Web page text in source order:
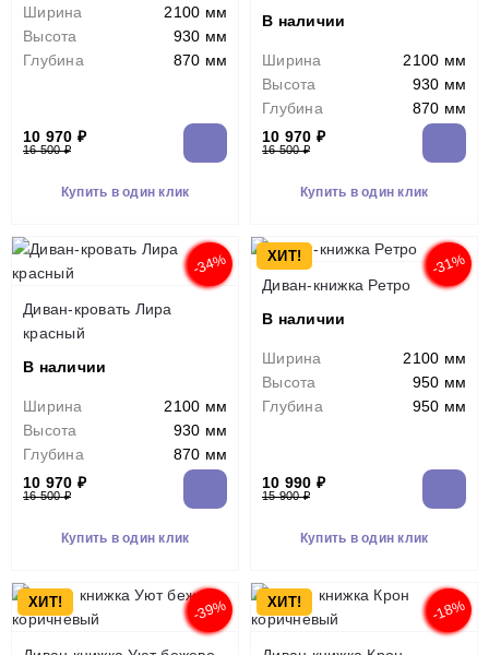
Ширина
2100 мм
Высота
930 мм
Глубина
870 мм
10 970 ₽
16 500 ₽
Купить в один клик
В наличии
Ширина
2100 мм
Высота
930 мм
Глубина
870 мм
10 970 ₽
16 500 ₽
Купить в один клик
-34%
Диван-кровать Лира
красный
В наличии
Ширина
2100 мм
Высота
930 мм
Глубина
870 мм
10 970 ₽
16 500 ₽
Купить в один клик
ХИТ! -31%
Диван-книжка Ретро
В наличии
Ширина
2100 мм
Высота
950 мм
Глубина
950 мм
10 990 ₽
15 900 ₽
Купить в один клик
ХИТ! -39% ХИТ! -18%